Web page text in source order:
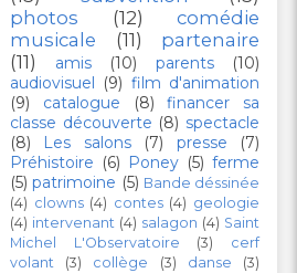
photos
(12)
comédie
musicale
(11)
partenaire
(11)
amis (10) parents
(10)
audiovisuel
(9) film d'animation
(9)
catalogue (8)
financer sa
classe découverte (8) spectacle
(8)
Les salons (7) presse
(7)
Préhistoire (6) Poney (5) ferme
(5) patrimoine (5) Bande déssinée
(4) clowns (4) contes (4) geologie
(4) intervenant (4) salagon (4) Saint
Michel L'Observatoire
(3)
cerf
volant
(3) collège (3) danse
(3)